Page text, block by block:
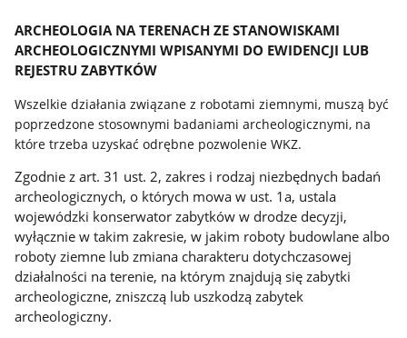
ARCHEOLOGIA NA TERENACH ZE STANOWISKAMI
ARCHEOLOGICZNYMI WPISANYMI DO EWIDENCJI LUB
REJESTRU ZABYTKÓW
Wszelkie działania związane z robotami ziemnymi, muszą być
poprzedzone stosownymi badaniami archeologicznymi, na
które trzeba uzyskać odrębne pozwolenie WKZ.
Zgodnie z art. 31 ust. 2, zakres i rodzaj niezbędnych badań
archeologicznych, o których mowa w ust. 1a, ustala
wojewódzki konserwator zabytków w drodze decyzji,
wyłącznie w takim zakresie, w jakim roboty budowlane albo
roboty ziemne lub zmiana charakteru dotychczasowej
działalności na terenie, na którym znajdują się zabytki
archeologiczne, zniszczą lub uszkodzą zabytek
archeologiczny.